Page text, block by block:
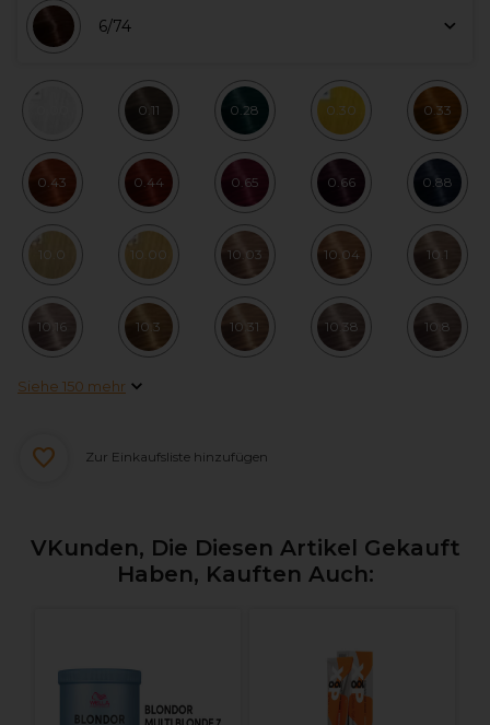
6/74
0.11 0.28 0.30 0.33
0.43 0.44 0.65 0.66 0.88
10.0 10.00 10.03 10.04 10.1
10.16 10.3 10.31 10.38 10.8
Siehe 150 mehr
Zur Einkaufsliste hinzufügen
VKunden, Die Diesen Artikel Gekauft
Haben, Kauften Auch: